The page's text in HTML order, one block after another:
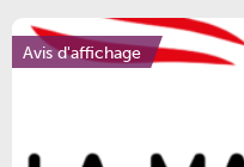
Avis d'affichage